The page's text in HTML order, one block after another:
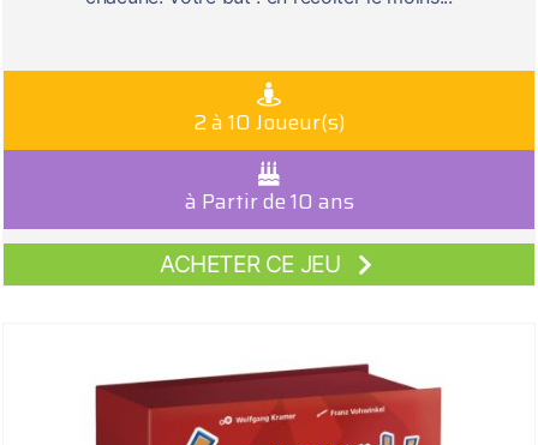
2 à 10 Joueur(s)
à Partir de 10 ans
ACHETER CE JEU